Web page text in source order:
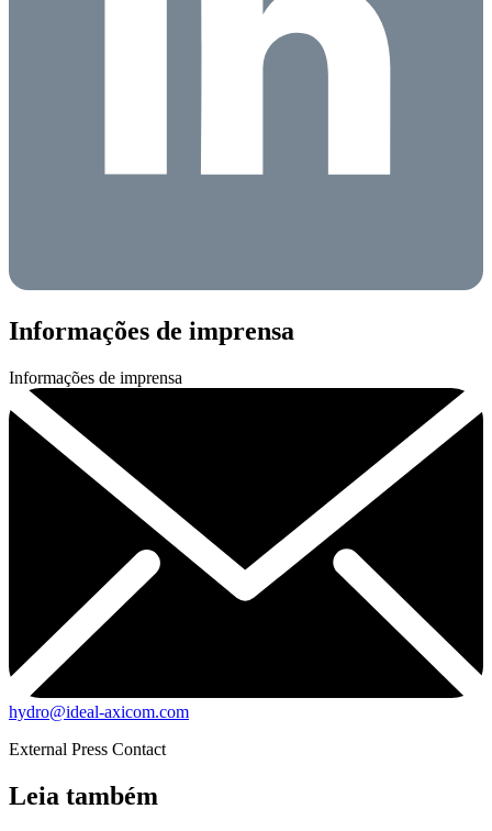
Informações de imprensa
Informações de imprensa
hydro@ideal-axicom.com
External Press Contact
Leia também